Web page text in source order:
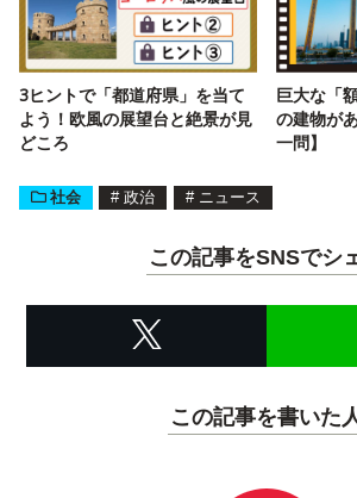
3ヒントで「都道府県」を当て
よう！欧風の展望台と絶景が見
どころ
巨大な「
の建物が
一問】
社会 # 政治 # ニュース
この記事をSNSでシ
この記事を書いた